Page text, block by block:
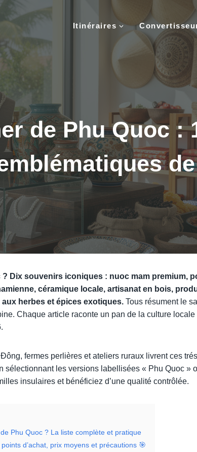
Itinéraires
de Phu Quoc :
de
? Dix souvenirs iconiques : nuoc mam premium,
céramique locale, artisanat en bois,
herbes et épices exotiques. Tous résument le
Chaque article raconte un pan de la culture locale
fermes perlières et ateliers ruraux livrent ces
sélectionnant les versions labellisées « Phu Quoc »
insulaires et bénéficiez d’une qualité contrôlée.
Phu Quoc ? La liste complète et pratique
d’achat, prix moyens et précautions 🎯